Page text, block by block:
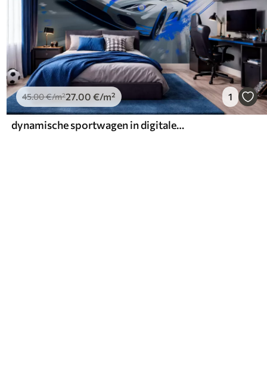
45.00€/m²27.00 €/m² 1
dynamische sportwagen in digitale tekenstijl met blauwe accenten